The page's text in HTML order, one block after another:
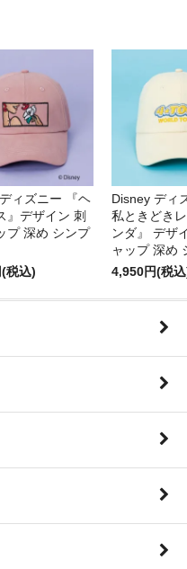
ィズニー 『ヘ
』デザイン 刺
プ 深め シンプ
税込)
Disney ディ
私ときどき
ンダ』 デザ
ャップ 深め
4,950円(税